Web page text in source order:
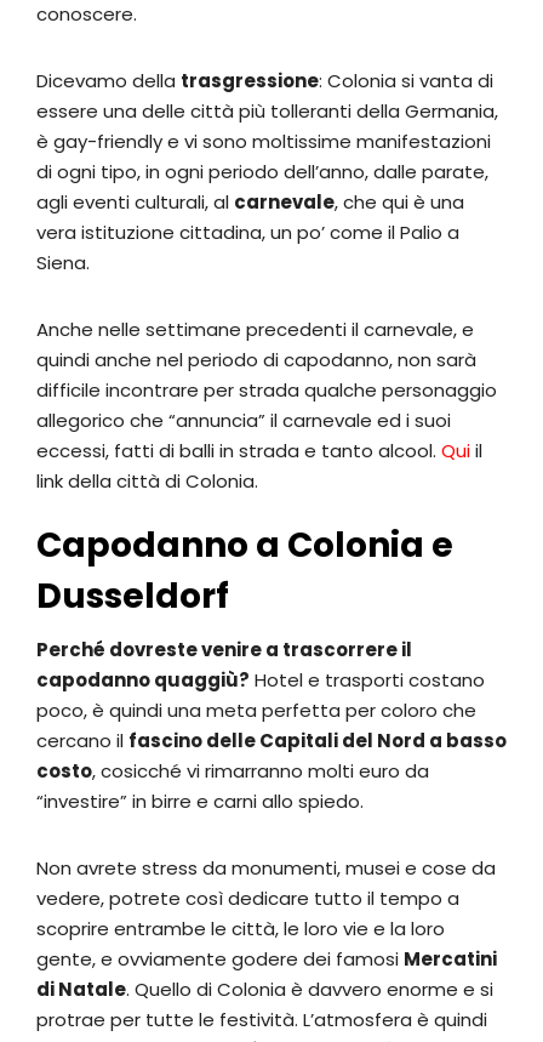
conoscere.
Dicevamo della trasgressione: Colonia si vanta di
essere una delle città più tolleranti della Germania,
è gay-friendly e vi sono moltissime manifestazioni
di ogni tipo, in ogni periodo dell’anno, dalle parate,
agli eventi culturali, al carnevale, che qui è una
vera istituzione cittadina, un po’ come il Palio a
Siena.
Anche nelle settimane precedenti il carnevale, e
quindi anche nel periodo di capodanno, non sarà
difficile incontrare per strada qualche personaggio
allegorico che “annuncia” il carnevale ed i suoi
eccessi, fatti di balli in strada e tanto alcool. Quiil
link della città di Colonia.
Capodanno a Colonia e
Dusseldorf
Perché dovreste venire a trascorrere il
capodanno quaggiù? Hotel e trasporti costano
poco, è quindi una meta perfetta per coloro che
cercano il fascino delle Capitali del Nord a basso
costo, cosicché vi rimarranno molti euro da
“investire” in birre e carni allo spiedo.
Non avrete stress da monumenti, musei e cose da
vedere, potrete così dedicare tutto il tempo a
scoprire entrambe le città, le loro vie e la loro
gente, e ovviamente godere dei famosi Mercatini
di Natale. Quello di Colonia è davvero enorme e si
protrae per tutte le festività. L’atmosfera è quindi